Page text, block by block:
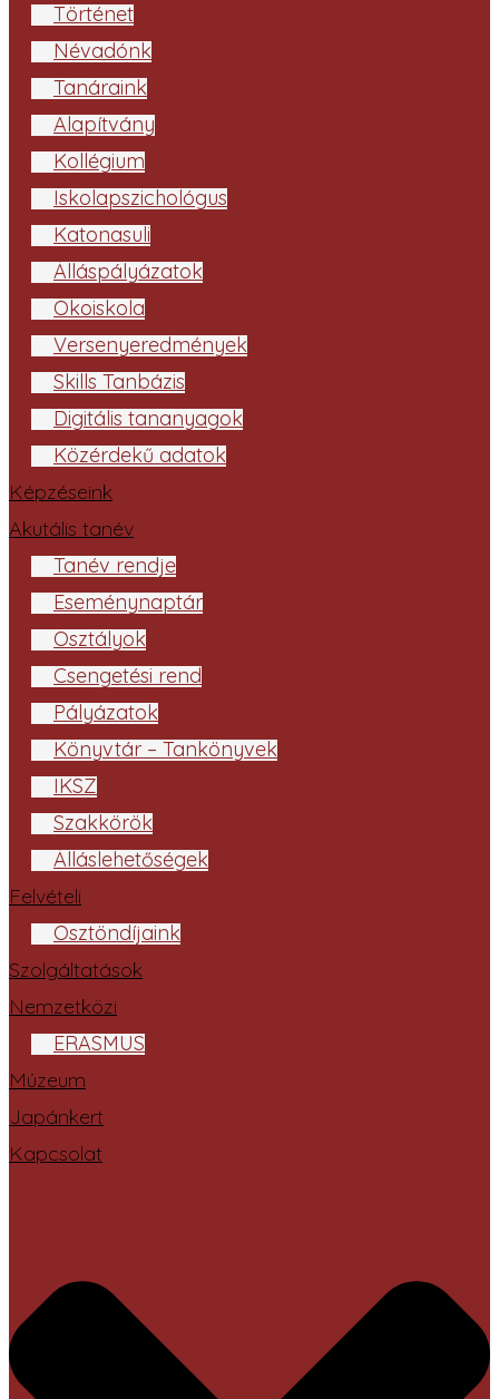
Történet
Névadónk
Tanáraink
Alapítvány
Kollégium
Iskolapszichológus
Katonasuli
Álláspályázatok
Ökoiskola
Versenyeredmények
Skills Tanbázis
Digitális tananyagok
Közérdekű adatok
Képzéseink
Akutális tanév
Tanév rendje
Eseménynaptár
Osztályok
Csengetési rend
Pályázatok
Könyvtár – Tankönyvek
IKSZ
Szakkörök
Álláslehetőségek
Felvételi
Ösztöndíjaink
Szolgáltatások
Nemzetközi
ERASMUS
Múzeum
Japánkert
Kapcsolat